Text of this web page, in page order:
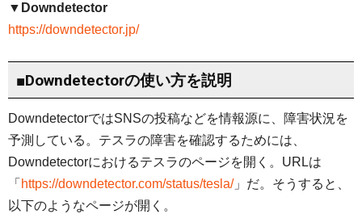
▼Downdetector
https://downdetector.jp/
■Downdetectorの使い方を説明
DowndetectorではSNSの投稿などを情報源に、障害状況を
予測している。テスラの障害を確認するためには、
Downdetectorにおけるテスラのページを開く。URLは
「 https://downdetector.com/status/tesla/」だ。そうすると、
以下のようなページが開く。